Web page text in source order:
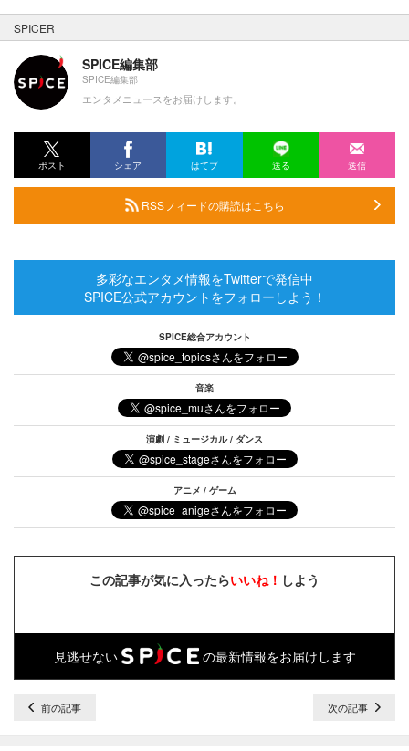
SPICER
SPICE編集部
SPICE編集部
エンタメニュースをお届けします。
ポスト シェア はてブ 送る 送信
RSSフィードの購読はこちら
多彩なエンタメ情報をTwitterで発信中
SPICE公式アカウントをフォローしよう！
SPICE総合アカウント
音楽
演劇 / ミュージカル / ダンス
アニメ / ゲーム
この記事が気に入ったらいいね！ しよう
見逃せない の最新情報をお届けします
前の記事 次の記事